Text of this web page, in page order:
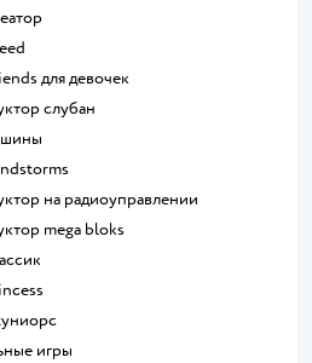
для девочек
слубан
на радиоуправлении
mega bloks
игры